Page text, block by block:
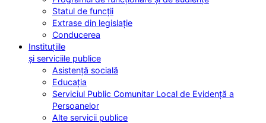
Statul de funcții
Extrase din legislație
Conducerea
Instituțiile
și serviciile publice
Asistență socială
Educația
Serviciul Public Comunitar Local de Evidență a
Persoanelor
Alte servicii publice